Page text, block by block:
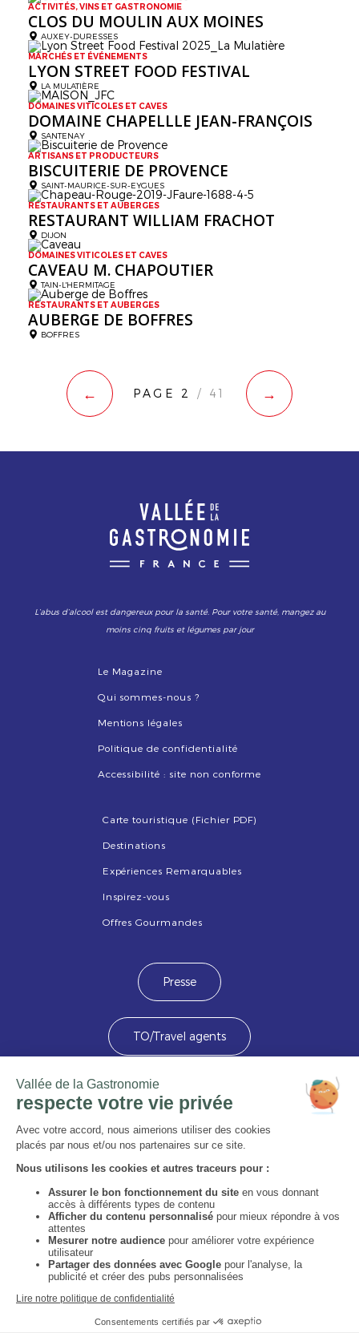
Voir la carte
ACTIVITÉS, VINS ET GASTRONOMIE
CLOS DU MOULIN AUX MOINES
AUXEY-DURESSES
MARCHÉS ET ÉVÉNEMENTS
LYON STREET FOOD FESTIVAL
LA MULATIÈRE
DOMAINES VITICOLES ET CAVES
DOMAINE CHAPELLLE JEAN-FRANÇOIS
SANTENAY
ARTISANS ET PRODUCTEURS
BISCUITERIE DE PROVENCE
SAINT-MAURICE-SUR-EYGUES
RESTAURANTS ET AUBERGES
RESTAURANT WILLIAM FRACHOT
DIJON
DOMAINES VITICOLES ET CAVES
CAVEAU M. CHAPOUTIER
TAIN-L'HERMITAGE
RESTAURANTS ET AUBERGES
AUBERGE DE BOFFRES
BOFFRES
← PAGE 2 / 41 →
L’abus d’alcool est dangereux pour la santé. Pour votre santé, mangez au
moins cinq fruits et légumes par jour
Le Magazine
Qui sommes-nous ?
Mentions légales
Politique de confidentialité
Accessibilité : site non conforme
Carte touristique (Fichier PDF)
Destinations
Expériences Remarquables
Inspirez-vous
Offres Gourmandes
Presse
TO/Travel agents
Devenez membre
Image
ImageImageImage
Image Image